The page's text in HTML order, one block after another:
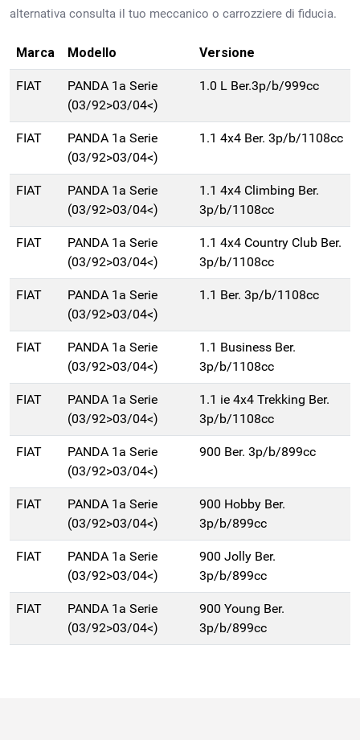
alternativa consulta il tuo meccanico o carrozziere di fiducia.
Marca Modello Versione
FIAT
PANDA 1a Serie
(03/92>03/04<)
1.0 L Ber.3p/b/999cc
FIAT
PANDA 1a Serie
(03/92>03/04<)
1.1 4x4 Ber. 3p/b/1108cc
FIAT
PANDA 1a Serie
(03/92>03/04<)
1.1 4x4 Climbing Ber.
3p/b/1108cc
FIAT
PANDA 1a Serie
(03/92>03/04<)
1.1 4x4 Country Club Ber.
3p/b/1108cc
FIAT
PANDA 1a Serie
(03/92>03/04<)
1.1 Ber. 3p/b/1108cc
FIAT
PANDA 1a Serie
(03/92>03/04<)
1.1 Business Ber.
3p/b/1108cc
FIAT
PANDA 1a Serie
(03/92>03/04<)
1.1 ie 4x4 Trekking Ber.
3p/b/1108cc
FIAT
PANDA 1a Serie
(03/92>03/04<)
900 Ber. 3p/b/899cc
FIAT
PANDA 1a Serie
(03/92>03/04<)
900 Hobby Ber.
3p/b/899cc
FIAT
PANDA 1a Serie
(03/92>03/04<)
900 Jolly Ber.
3p/b/899cc
FIAT
PANDA 1a Serie
(03/92>03/04<)
900 Young Ber.
3p/b/899cc